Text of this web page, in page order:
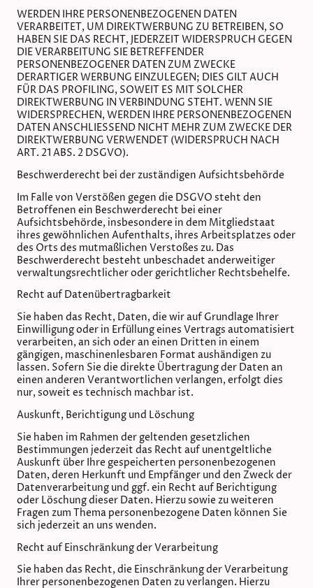
WERDEN IHRE PERSONENBEZOGENEN DATEN
VERARBEITET, UM DIREKTWERBUNG ZU BETREIBEN, SO
HABEN SIE DAS RECHT, JEDERZEIT WIDERSPRUCH GEGEN
DIE VERARBEITUNG SIE BETREFFENDER
PERSONENBEZOGENER DATEN ZUM ZWECKE
DERARTIGER WERBUNG EINZULEGEN; DIES GILT AUCH
FÜR DAS PROFILING, SOWEIT ES MIT SOLCHER
DIREKTWERBUNG IN VERBINDUNG STEHT. WENN SIE
WIDERSPRECHEN, WERDEN IHRE PERSONENBEZOGENEN
DATEN ANSCHLIESSEND NICHT MEHR ZUM ZWECKE DER
DIREKTWERBUNG VERWENDET (WIDERSPRUCH NACH
ART. 21 ABS. 2 DSGVO).
Beschwerde­recht bei der zuständigen Aufsichts­behörde
Im Falle von Verstößen gegen die DSGVO steht den
Betroffenen ein Beschwerderecht bei einer
Aufsichtsbehörde, insbesondere in dem Mitgliedstaat
ihres gewöhnlichen Aufenthalts, ihres Arbeitsplatzes oder
des Orts des mutmaßlichen Verstoßes zu. Das
Beschwerderecht besteht unbeschadet anderweitiger
verwaltungsrechtlicher oder gerichtlicher Rechtsbehelfe.
Recht auf Daten­übertrag­barkeit
Sie haben das Recht, Daten, die wir auf Grundlage Ihrer
Einwilligung oder in Erfüllung eines Vertrags automatisiert
verarbeiten, an sich oder an einen Dritten in einem
gängigen, maschinenlesbaren Format aushändigen zu
lassen. Sofern Sie die direkte Übertragung der Daten an
einen anderen Verantwortlichen verlangen, erfolgt dies
nur, soweit es technisch machbar ist.
Auskunft, Berichtigung und Löschung
Sie haben im Rahmen der geltenden gesetzlichen
Bestimmungen jederzeit das Recht auf unentgeltliche
Auskunft über Ihre gespeicherten personenbezogenen
Daten, deren Herkunft und Empfänger und den Zweck der
Datenverarbeitung und ggf. ein Recht auf Berichtigung
oder Löschung dieser Daten. Hierzu sowie zu weiteren
Fragen zum Thema personenbezogene Daten können Sie
sich jederzeit an uns wenden.
Recht auf Einschränkung der Verarbeitung
Sie haben das Recht, die Einschränkung der Verarbeitung
Ihrer personenbezogenen Daten zu verlangen. Hierzu